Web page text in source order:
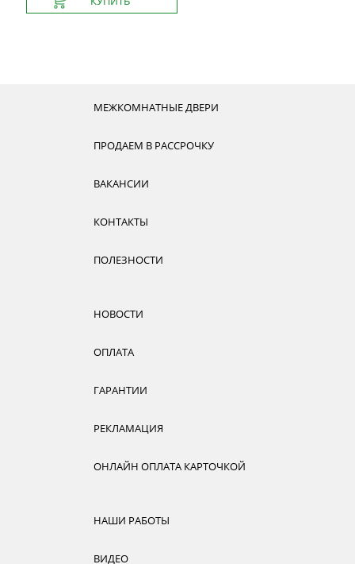
МЕЖКОМНАТНЫЕ ДВЕРИ
ПРОДАЕМ В РАССРОЧКУ
ВАКАНСИИ
КОНТАКТЫ
ПОЛЕЗНОСТИ
НОВОСТИ
ОПЛАТА
ГАРАНТИИ
РЕКЛАМАЦИЯ
ОНЛАЙН ОПЛАТА КАРТОЧКОЙ
НАШИ РАБОТЫ
ВИДЕО